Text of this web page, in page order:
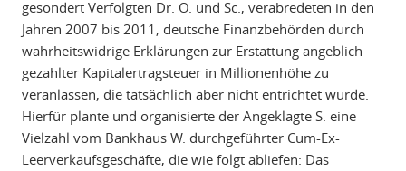
gesondert Verfolgten Dr. O. und Sc., verabredeten in den
Jahren 2007 bis 2011, deutsche Finanzbehörden durch
wahrheitswidrige Erklärungen zur Erstattung angeblich
gezahlter Kapitalertragsteuer in Millionenhöhe zu
veranlassen, die tatsächlich aber nicht entrichtet wurde.
Hierfür plante und organisierte der Angeklagte S. eine
Vielzahl vom Bankhaus W. durchgeführter Cum-Ex-
Leerverkaufsgeschäfte, die wie folgt abliefen: Das